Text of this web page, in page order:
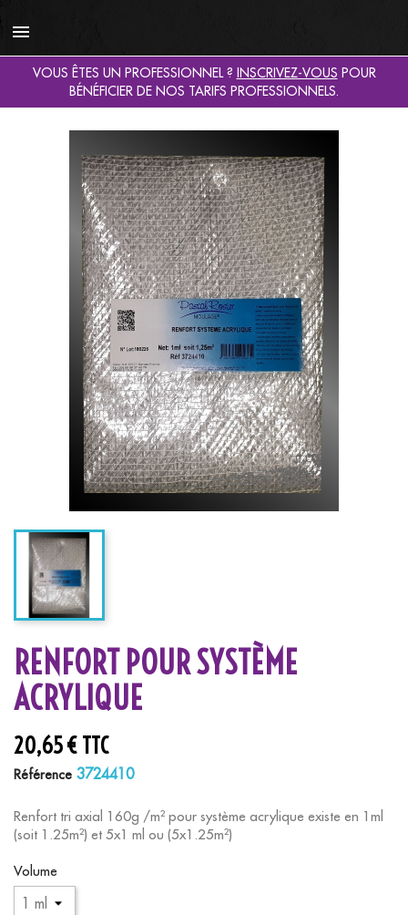

VOUS ÊTES UN PROFESSIONNEL ? INSCRIVEZ-VOUS POUR
BÉNÉFICIER DE NOS TARIFS PROFESSIONNELS.
RENFORT POUR SYSTÈME
ACRYLIQUE
20,65 € TTC
Référence 3724410
Renfort tri axial 160g /m² pour système acrylique existe en 1ml
(soit 1.25m²) et 5x1 ml ou (5x1.25m²)
Volume